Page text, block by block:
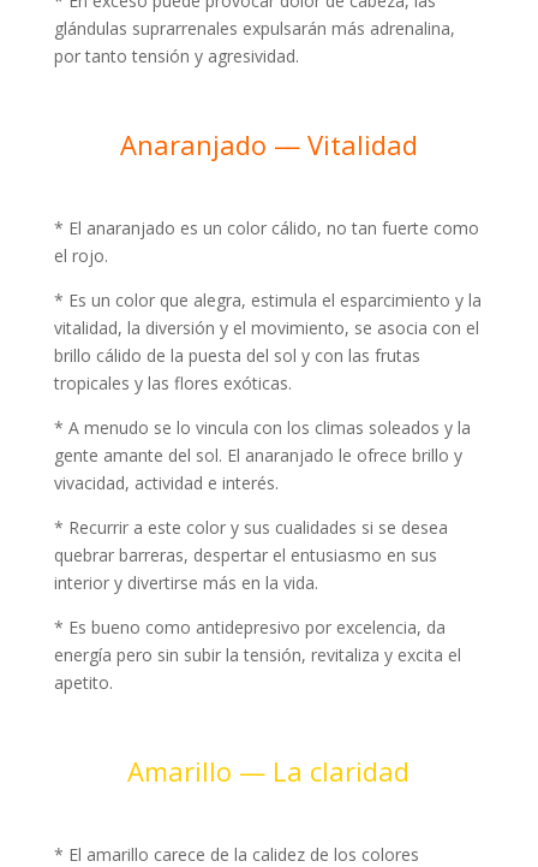
glándulas suprarrenales expulsarán más adrenalina,
por tanto tensión y agresividad.
Anaranjado — Vitalidad
* El anaranjado es un color cálido, no tan fuerte como
el rojo.
* Es un color que alegra, estimula el esparcimiento y la
vitalidad, la diversión y el movimiento, se asocia con el
brillo cálido de la puesta del sol y con las frutas
tropicales y las flores exóticas.
* A menudo se lo vincula con los climas soleados y la
gente amante del sol. El anaranjado le ofrece brillo y
vivacidad, actividad e interés.
* Recurrir a este color y sus cualidades si se desea
quebrar barreras, despertar el entusiasmo en sus
interior y divertirse más en la vida.
* Es bueno como antidepresivo por excelencia, da
energía pero sin subir la tensión, revitaliza y excita el
apetito.
Amarillo — La claridad
* El amarillo carece de la calidez de los colores